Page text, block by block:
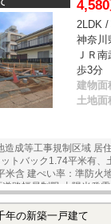
2LDK
神奈川
ＪＲ
歩3分
建物面
土地面
造成等工事規制区域 居
トバック1.74平米有、
米含 建ぺい率：準防火
路幅員制限 太陽光発
年の新築一戸建て